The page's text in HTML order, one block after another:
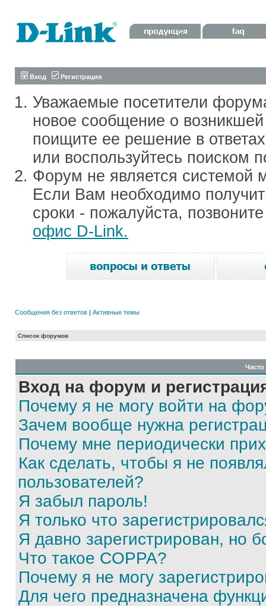
Вход Регистрация
Уважаемые посетители
новое сообщение о
поищите ее решение в
или воспользуйтесь поиском
Форум не является системой
Если Вам необходимо
сроки - пожалуйста,
офис D-Link.
Сообщения без ответов | Активные темы
Список форумов
Вход на форум и
Почему я не могу войти на
Зачем вообще нужна
Почему мне периодически
Как сделать, чтобы я не
пользователей?
Я забыл пароль!
Я только что
Я давно зарегистрирован, но
Что такое COPPA?
Почему я не могу
Для чего предназначена